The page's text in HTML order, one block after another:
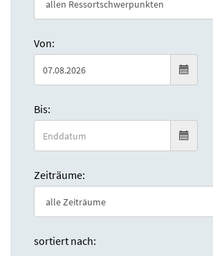
Von:
Bis:
Zeiträume:
sortiert nach: